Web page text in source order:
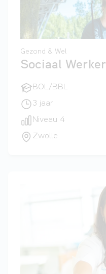
Gezond & Wel
Sociaal Werker
BOL/BBL
3 jaar
Niveau 4
Zwolle